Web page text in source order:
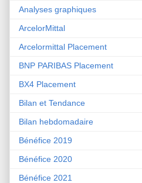
Analyses graphiques
ArcelorMittal
Arcelormittal Placement
BNP PARIBAS Placement
BX4 Placement
Bilan et Tendance
Bilan hebdomadaire
Bénéfice 2019
Bénéfice 2020
Bénéfice 2021